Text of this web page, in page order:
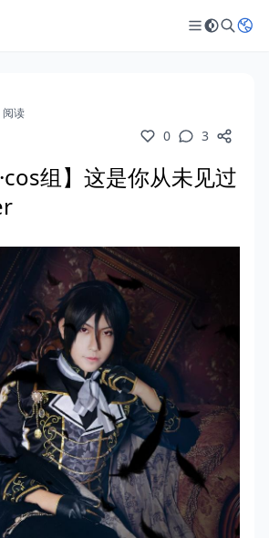
读
0 3
组】这是你从未见过